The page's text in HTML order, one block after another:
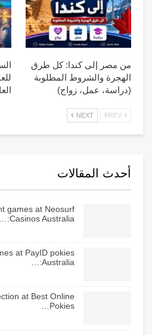
من مصر إلى كندا: كل طرق
الهجرة والشروط المطلوبة
(دراسة، عمل، زواج)
NEXT
أحدث المقالات
games at Neosurf
Casinos Australia:…
at PayID pokies
Australia:…
at Best Online
Pokies…